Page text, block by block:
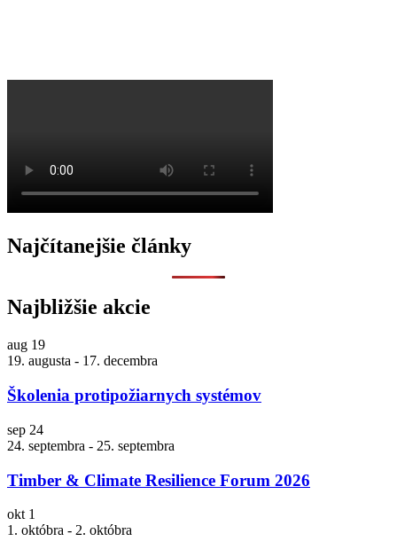
Najčítanejšie články
Najbližšie akcie
aug 19
19. augusta - 17. decembra
Školenia protipožiarnych systémov
sep 24
24. septembra - 25. septembra
Timber & Climate Resilience Forum 2026
okt 1
1. októbra - 2. októbra